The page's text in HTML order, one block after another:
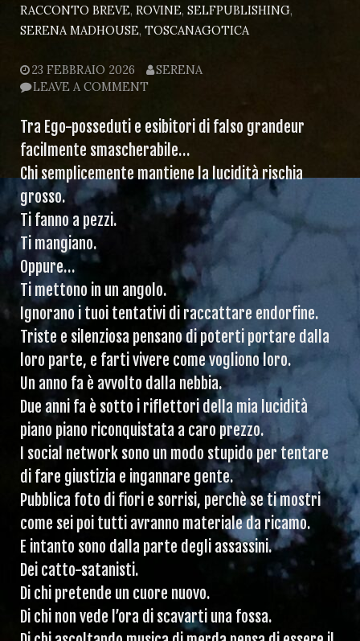
RACCONTO BREVE, ROVINE, SELFPUBLISHING,
SERENA MADHOUSE, TOSCANAGOTICA
23 FEBBRAIO 2026
SERENA
LEAVE A COMMENT
Tra Ego-posseduti e esibitori di falso grandeur
facilmente smascherabile…
Chi semplicemente mantiene la lucidità rischia
grosso.
Ti fanno a pezzi.
Ti mangiano.
Oppure…
Ti mettono in un angolo.
Ignorano i tuoi tentativi di raccattare endorfine.
Triste e silenziosa pensano di poterti portare dalla
loro parte, e farti vivere come vogliono loro.
Un anno fa è avvolto dalla nebbia.
Due anni fa è sotto i riflettori della mia lucidità
piano piano riconquistata a caro prezzo.
I social network sono un modo stupido per tentare
di fare giustizia e ingannare gente.
Pubblica foto di fiori e sorrisi, perchè se ti mostri
come sei poi tutti avranno materiale da ricamo.
E intanto sono dalla parte degli assassini.
Dei catto-satanisti.
Di chi pretende un cuore nuovo.
Di chi non vede l’ora di scavarti una fossa.